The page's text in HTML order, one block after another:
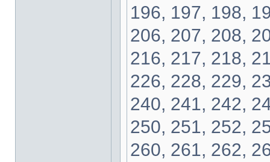
196, 197, 198,
206, 207, 208,
216, 217, 218,
226, 228, 229,
240, 241, 242,
250, 251, 252,
260, 261, 262,